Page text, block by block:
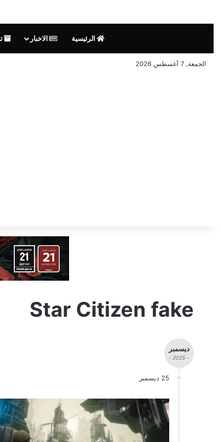
الرئيسية الاخبار
الجمعة, 7 أغسطس 2026
Star Citizen fake
ديسمبر
- 2025 -
25 ديسمبر